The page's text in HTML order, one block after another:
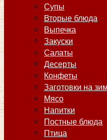
Супы
Вторые блюда
Выпечка
Закуски
Салаты
Десерты
Конфеты
Заготовки на
Мясо
Напитки
Постные блюда
Птица